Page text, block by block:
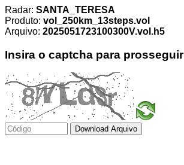
Radar: SANTA_TERESA
Produto: vol_250km_13steps.vol
Arquivo: 2025051723100300V.vol.h5
Insira o captcha para prosseguir